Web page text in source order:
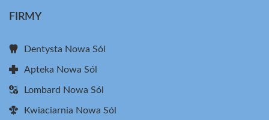
FIRMY
Dentysta Nowa Sól
Apteka Nowa Sól
Lombard Nowa Sól
Kwiaciarnia Nowa Sól